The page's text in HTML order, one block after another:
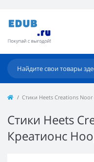
Стики Heets Creations
Стики Heets
Креатионс